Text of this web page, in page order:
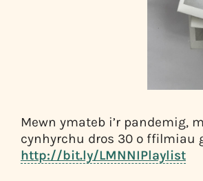
Mewn ymateb i’r pandemig,
cynhyrchu dros 30 o ffilmiau
http://bit.ly/LMNNIPlaylist